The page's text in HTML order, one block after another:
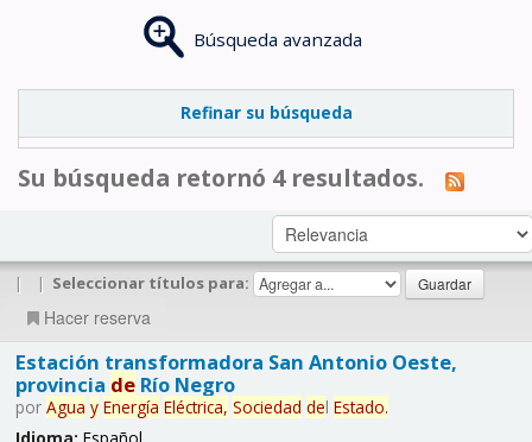
Búsqueda avanzada
Refinar su búsqueda
Su búsqueda retornó 4 resultados.
| | Seleccionar títulos para:
Hacer reserva
Estación transformadora San Antonio Oeste,
provincia deRío Negro
por Agua y Energía Eléctrica, Sociedad del Estado.